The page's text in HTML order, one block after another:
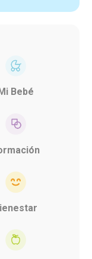
Mi Bebé